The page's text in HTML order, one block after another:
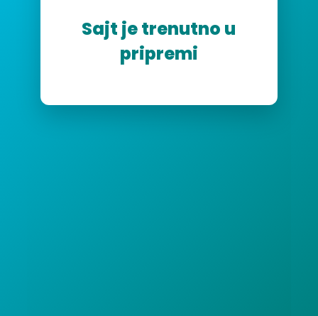
Sajt je trenutno u
pripremi